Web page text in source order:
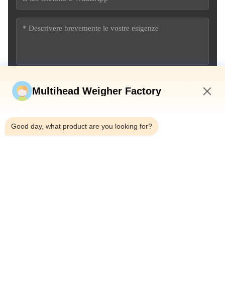
Multihead Weigher Factory
Good day, what product are you looking for?